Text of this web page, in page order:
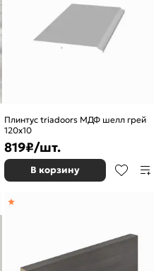
Плинтус triadoors МДФ шелл грей
120x10
819₽/шт.
В корзину